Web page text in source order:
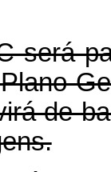
será
de